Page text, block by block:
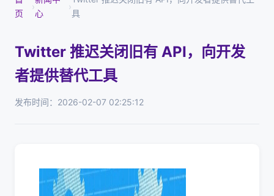
页
›
心
›
具
Twitter 推迟关闭旧有 API，向开发
者提供替代工具
发布时间：2026-02-07 02:25:12